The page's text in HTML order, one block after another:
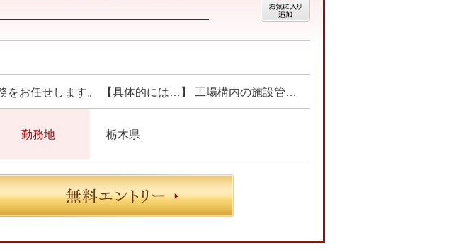
プロジェクトにて、工場構内の施設管理業務をお任せします。 【具体的には…】 工場構内の施設管理業務におけるインフラ設備の保全工事に関する施工管理業務 ・工事仕様書の作成 ・見積書の技術査定 ・工事立会い ・スケジュール管理や品質、安全管理 ・工事費用概算検討 ☆あなたのご経験やスキルに合わせた業務をお任せします☆
勤務地 栃木県